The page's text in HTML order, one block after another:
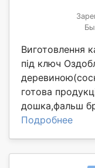
Виготовлення
під ключ
готова
дошка,фальш
Подробнее